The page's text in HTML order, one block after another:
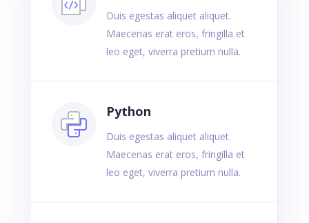
Duis egestas aliquet aliquet.
Maecenas erat eros, fringilla et
leo eget, viverra pretium nulla.
Python
Duis egestas aliquet aliquet.
Maecenas erat eros, fringilla et
leo eget, viverra pretium nulla.